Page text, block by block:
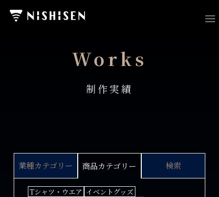
Works
制作実績
業種カテゴリー 商品カテゴリー 検索
Tシャツ・ウエア イベントグッズ